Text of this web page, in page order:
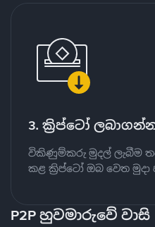
3. ක්‍රිප්ටෝ
විකිණුම්කරු මුදල් ලැබීම
කළ ක්‍රිප්ටෝ ඔබ වෙත මුදා
P2P හුවමාරුවේ වාසි